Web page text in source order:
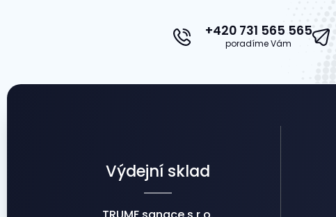
+420 731 565 565
poradíme Vám
Výdejní sklad